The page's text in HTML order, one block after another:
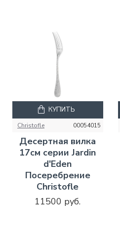
Christofle 00054015
Десертная вилка
17см серии Jardin
d'Eden
Посеребрение
Christofle
11500 руб.
КУПИТЬ